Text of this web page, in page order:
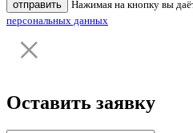
отправить Нажимая на кнопку вы
персональных данных
Оставить заявку